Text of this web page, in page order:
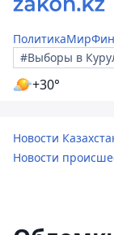
ПолитикаМир
#Выборы в
+30°
Новости
Новости